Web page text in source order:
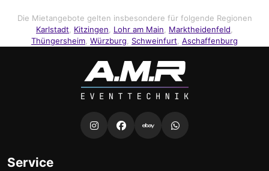
Die Mietangebote gelten insbesondere für folgende Regionen
Karlstadt
Kitzingen Lohr am Main Marktheidenfeld
Thüngersheim Würzburg Schweinfurt Aschaffenburg
Service